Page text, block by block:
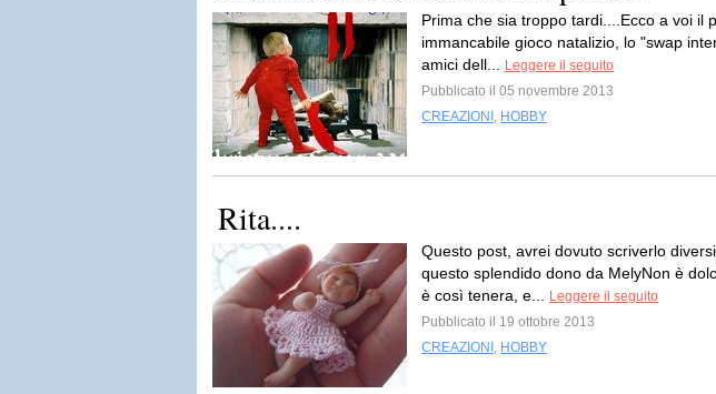
Prima che sia troppo tardi....Ecco a voi il
immancabile gioco natalizio, lo "swap
amici dell...
Leggere il seguito
Pubblicato il 05 novembre 2013
CREAZIONI , HOBBY
Rita....
Questo post, avrei dovuto scriverlo
questo splendido dono da MelyNon è
è così tenera, e...
Leggere il seguito
Pubblicato il 19 ottobre 2013
CREAZIONI , HOBBY